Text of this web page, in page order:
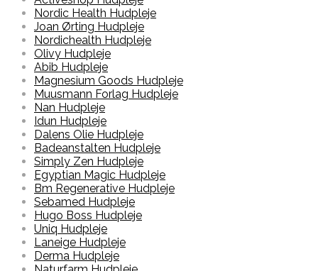
Nordic Health Hudpleje
Joan Ørting Hudpleje
Nordichealth Hudpleje
Olivy Hudpleje
Abib Hudpleje
Magnesium Goods Hudpleje
Muusmann Forlag Hudpleje
Nan Hudpleje
Idun Hudpleje
Dalens Olie Hudpleje
Badeanstalten Hudpleje
Simply Zen Hudpleje
Egyptian Magic Hudpleje
Bm Regenerative Hudpleje
Sebamed Hudpleje
Hugo Boss Hudpleje
Uniq Hudpleje
Laneige Hudpleje
Derma Hudpleje